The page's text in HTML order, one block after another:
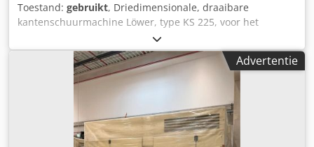
Toestand: gebruikt, Driedimensionale, draaibare
kantenschuurmachine Löwer, type KS 225, voor het
nauwkeurig schuren van rechte en gebogen houten
randen. Het lichte ontwerp en de krachtige motor zorgen
voor een gelijkmatig schuurresultaat en een hoge afname.
Ideaal voor kleine timmerwerkplaatsen, meubelproductie
en interieurafwerking. Technische gegevens: - Toepassing:
horizontale rand, horizontaal vlak of verticale schuine kant.
- Schuurbandbreedte: 150 mm - Draaibaar: 90° Cjdpfx
Amezryx Io Ujrf - Motorvermogen: 1 kW
Advertentie